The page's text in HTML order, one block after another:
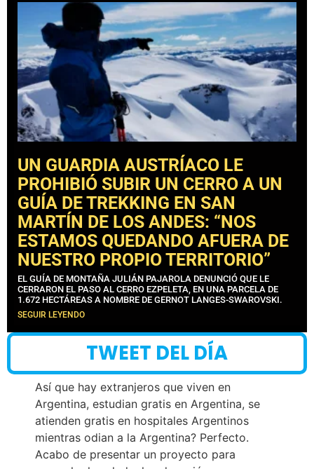
UN GUARDIA AUSTRÍACO LE
PROHIBIÓ SUBIR UN CERRO A UN
GUÍA DE TREKKING EN SAN
MARTÍN DE LOS ANDES: “NOS
ESTAMOS QUEDANDO AFUERA DE
NUESTRO PROPIO TERRITORIO”
EL GUÍA DE MONTAÑA JULIÁN PAJAROLA DENUNCIÓ QUE LE
CERRARON EL PASO AL CERRO EZPELETA, EN UNA PARCELA DE
1.672 HECTÁREAS A NOMBRE DE GERNOT LANGES-SWAROVSKI.
SEGUIR LEYENDO
TWEET DEL DÍA
Así que hay extranjeros que viven en
Argentina, estudian gratis en Argentina, se
atienden gratis en hospitales Argentinos
mientras odian a la Argentina? Perfecto.
Acabo de presentar un proyecto para